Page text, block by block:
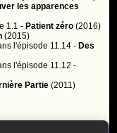
les apparences
1.1 - Patient zéro (2016)
(2015)
l'épisode 11.14 - Des
l'épisode 11.12 -
Partie (2011)